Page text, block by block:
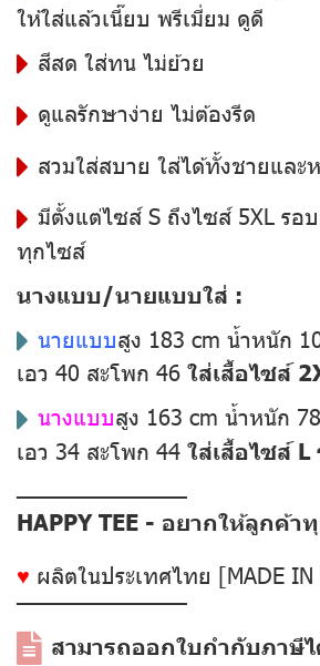
ให้ใส่แล้วเนี๊ยบ พรีเมี่ยม ดูดี
สีสด ใส่ทน ไม่ย้วย
ดูแลรักษาง่าย ไม่ต้องรีด
สวมใส่สบาย ใส่ได้ทั้งชายและ
มีตั้งแต่ไซส์ S ถึงไซส์ 5XL รอ
ทุกไซส์
นางแบบ/นายแบบใส่ :
นายแบบสูง 183 cm น้ำหนัก
เอว 40 สะโพก 46 ใส่เสื้อไซส์
นางแบบสูง 163 cm น้ำหนัก
เอว 34 สะโพก 44 ใส่เสื้อไซส์
––––––––––––––
HAPPY TEE - อยากให้ลูกค้
♥ ผลิตในประเทศไทย [MADE IN
––––––––––––––
สามารถออกใบกำกับภาษี